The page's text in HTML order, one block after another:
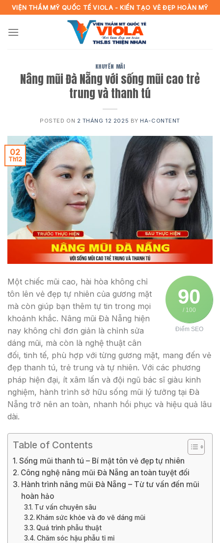
Skip
to
content
VIỆN THẨM MỸ QUỐC TẾ VIOLA - KIẾN TẠO VẺ ĐẸP HOÀN MỸ
KHUYẾN MÃI
Nâng mũi Đà Nẵng với sống mũi cao trẻ
trung và thanh tú
POSTED ON 2 THÁNG 12 2025 BY HA-CONTENT
02
Th12
90
/ 100
Điểm SEO
Một chiếc mũi cao, hài hòa không chỉ
tôn lên vẻ đẹp tự nhiên của gương mặt
mà còn giúp bạn thêm tự tin trong mọi
khoảnh khắc. Nâng mũi Đà Nẵng hiện
nay không chỉ đơn giản là chỉnh sửa
dáng mũi, mà còn là nghệ thuật cân
đối, tinh tế, phù hợp với từng gương mặt, mang đến vẻ
đẹp thanh tú, trẻ trung và tự nhiên. Với các phương
pháp hiện đại, ít xâm lấn và đội ngũ bác sĩ giàu kinh
nghiệm, hành trình sở hữu sống mũi lý tưởng tại Đà
Nẵng trở nên an toàn, nhanh hồi phục và hiệu quả lâu
dài.
Table of Contents
Sống mũi thanh tú – Bí mật tôn vẻ đẹp tự nhiên
Công nghệ nâng mũi Đà Nẵng an toàn tuyệt đối
Hành trình nâng mũi Đà Nẵng – Từ tư vấn đến mũi
hoàn hảo
Tư vấn chuyên sâu
Khám sức khỏe và đo vẽ dáng mũi
Quá trình phẫu thuật
Chăm sóc hậu phẫu tỉ mỉ